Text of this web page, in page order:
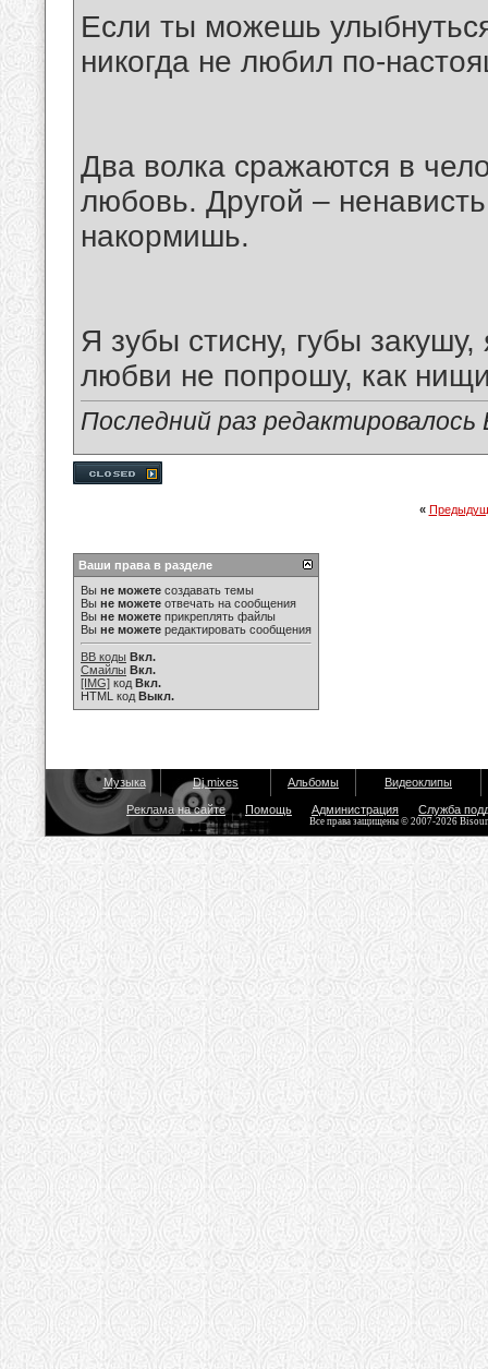
Если ты можешь
никогда не любил по-
Два волка сражаются в
любовь. Другой –
накормишь.
Я зубы стиcну, губы
любви не попрошу, как
Последний раз
«
Ваши права в разделе
Вы не можете создавать темы
Вы не можете отвечать на сообщения
Вы не можете прикреплять файлы
Вы не можете редактировать сообщения
BB коды Вкл.
Смайлы Вкл.
[IMG] код Вкл.
HTML код Выкл.
Музыка Dj mixes Альбомы Видеоклипы
Реклама на сайте Помощь Администрация Служба
Все права защищены © 2007-2026